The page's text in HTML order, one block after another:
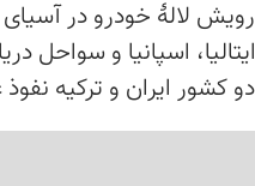
که در حدود ۱۰۰ تا ۱۵۰ گونه دارد.
اسپانیا و
کشور ایران و ترکیه